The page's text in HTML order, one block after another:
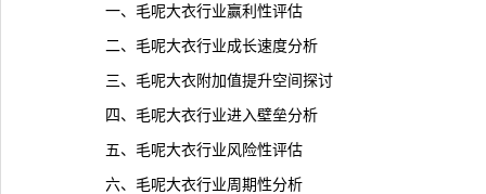
一、毛呢大衣行业赢利性评估
二、毛呢大衣行业成长速度分析
三、毛呢大衣附加值提升空间探讨
四、毛呢大衣行业进入壁垒分析
五、毛呢大衣行业风险性评估
六、毛呢大衣行业周期性分析